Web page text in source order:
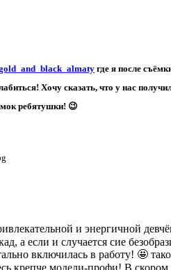
где я после
Хочу сказать, что у нас
ребятушки! 😉
и энергичной
а если и случается сие
включилась в работу! 🤩
крепче модели-профи! В